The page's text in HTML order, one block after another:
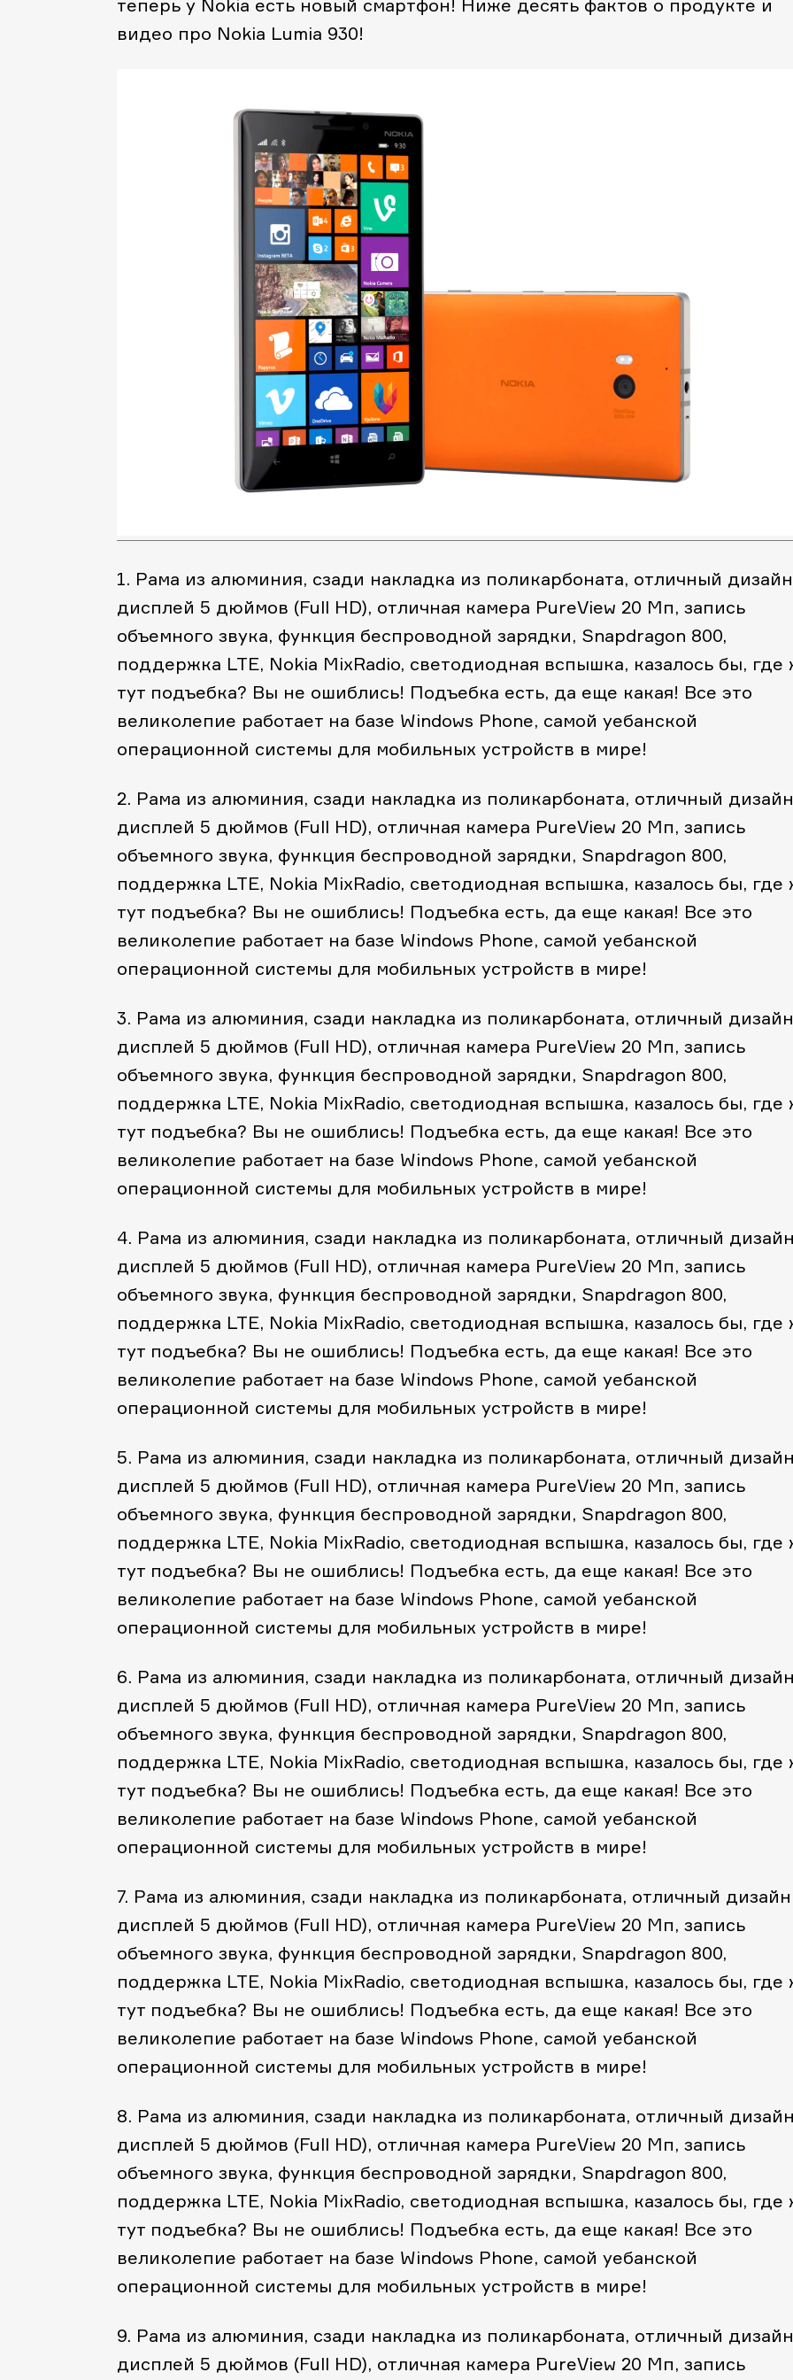
теперь у Nokia есть новый смартфон! Ниже десять фактов о продукте и
видео про Nokia Lumia 930!
1. Рама из алюминия, сзади накладка из поликарбоната, отличный
дисплей 5 дюймов (Full HD), отличная камера PureView 20 Мп, запись
объемного звука, функция беспроводной зарядки, Snapdragon 800,
поддержка LTE, Nokia MixRadio, светодиодная вспышка, казалось бы, где
тут подъебка? Вы не ошиблись! Подъебка есть, да еще какая! Все это
великолепие работает на базе Windows Phone, самой уебанской
операционной системы для мобильных устройств в мире!
2. Рама из алюминия, сзади накладка из поликарбоната, отличный
дисплей 5 дюймов (Full HD), отличная камера PureView 20 Мп, запись
объемного звука, функция беспроводной зарядки, Snapdragon 800,
поддержка LTE, Nokia MixRadio, светодиодная вспышка, казалось бы, где
тут подъебка? Вы не ошиблись! Подъебка есть, да еще какая! Все это
великолепие работает на базе Windows Phone, самой уебанской
операционной системы для мобильных устройств в мире!
3. Рама из алюминия, сзади накладка из поликарбоната, отличный
дисплей 5 дюймов (Full HD), отличная камера PureView 20 Мп, запись
объемного звука, функция беспроводной зарядки, Snapdragon 800,
поддержка LTE, Nokia MixRadio, светодиодная вспышка, казалось бы, где
тут подъебка? Вы не ошиблись! Подъебка есть, да еще какая! Все это
великолепие работает на базе Windows Phone, самой уебанской
операционной системы для мобильных устройств в мире!
4. Рама из алюминия, сзади накладка из поликарбоната, отличный
дисплей 5 дюймов (Full HD), отличная камера PureView 20 Мп, запись
объемного звука, функция беспроводной зарядки, Snapdragon 800,
поддержка LTE, Nokia MixRadio, светодиодная вспышка, казалось бы, где
тут подъебка? Вы не ошиблись! Подъебка есть, да еще какая! Все это
великолепие работает на базе Windows Phone, самой уебанской
операционной системы для мобильных устройств в мире!
5. Рама из алюминия, сзади накладка из поликарбоната, отличный
дисплей 5 дюймов (Full HD), отличная камера PureView 20 Мп, запись
объемного звука, функция беспроводной зарядки, Snapdragon 800,
поддержка LTE, Nokia MixRadio, светодиодная вспышка, казалось бы, где
тут подъебка? Вы не ошиблись! Подъебка есть, да еще какая! Все это
великолепие работает на базе Windows Phone, самой уебанской
операционной системы для мобильных устройств в мире!
6. Рама из алюминия, сзади накладка из поликарбоната, отличный
дисплей 5 дюймов (Full HD), отличная камера PureView 20 Мп, запись
объемного звука, функция беспроводной зарядки, Snapdragon 800,
поддержка LTE, Nokia MixRadio, светодиодная вспышка, казалось бы, где
тут подъебка? Вы не ошиблись! Подъебка есть, да еще какая! Все это
великолепие работает на базе Windows Phone, самой уебанской
операционной системы для мобильных устройств в мире!
7. Рама из алюминия, сзади накладка из поликарбоната, отличный
дисплей 5 дюймов (Full HD), отличная камера PureView 20 Мп, запись
объемного звука, функция беспроводной зарядки, Snapdragon 800,
поддержка LTE, Nokia MixRadio, светодиодная вспышка, казалось бы, где
тут подъебка? Вы не ошиблись! Подъебка есть, да еще какая! Все это
великолепие работает на базе Windows Phone, самой уебанской
операционной системы для мобильных устройств в мире!
8. Рама из алюминия, сзади накладка из поликарбоната, отличный
дисплей 5 дюймов (Full HD), отличная камера PureView 20 Мп, запись
объемного звука, функция беспроводной зарядки, Snapdragon 800,
поддержка LTE, Nokia MixRadio, светодиодная вспышка, казалось бы, где
тут подъебка? Вы не ошиблись! Подъебка есть, да еще какая! Все это
великолепие работает на базе Windows Phone, самой уебанской
операционной системы для мобильных устройств в мире!
9. Рама из алюминия, сзади накладка из поликарбоната, отличный
дисплей 5 дюймов (Full HD), отличная камера PureView 20 Мп, запись